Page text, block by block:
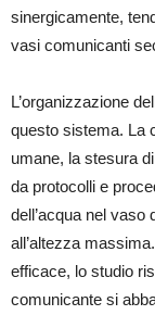
sinergicamente,
vasi comunicanti
L’organizzazione
questo sistema. La
umane, la stesura
da protocolli e
dell’acqua nel vaso
all’altezza
efficace, lo studio
comunicante si